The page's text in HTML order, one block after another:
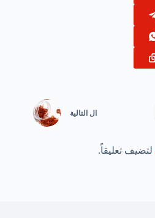
ال التالية
لتضيف تعليقاً.